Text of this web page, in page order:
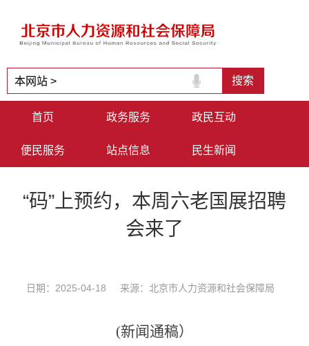
首页 政务服务 政民互动
便民服务 站点信息 民生新闻
“码”上预约，本周六老国展招聘
会来了
日期：2025-04-18 来源：北京市人力资源和社会保障局
(新闻通稿）